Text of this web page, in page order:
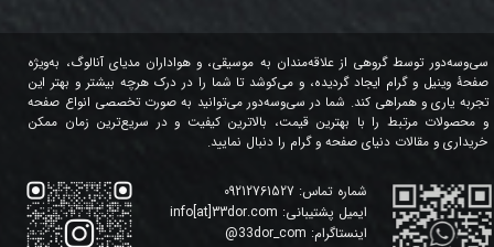
شماره تماس:
ایمیل پشتیبانی: info[at]33dor.com
اینستاگرام: 33dor_com
@
سی‌وسه‌دور توسط گروهی از علاقه‌مندان به موسیقی، و هواداران مدیای آنالوگ، به‌ویژه
صفحۀ وینیل و گرام ایجاد گردیده، و می‌کوشد تا شما را در درک هرچه بیشتر و بهتر این
تجربه یاری و همراهی کند. شما در سی‌وسه‌دور می‌توانید به صورت تخصصی انواع صفحه
و محصولات مرتبط را با بهترین قیمت، بالاترین کیفیت و در سریع‌ترین زمان ممکن
خریداری و مقالات دنیای صفحه و گرام را دنبال نمایید.